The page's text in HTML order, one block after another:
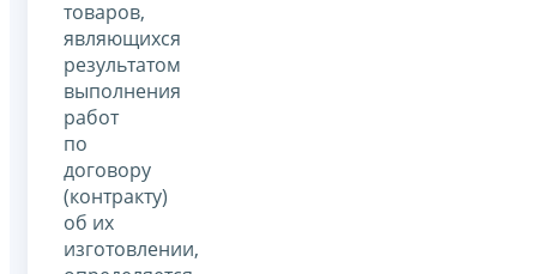
товаров,
являющихся
результатом
выполнения
работ
по
договору
(контракту)
об их
изготовлении,